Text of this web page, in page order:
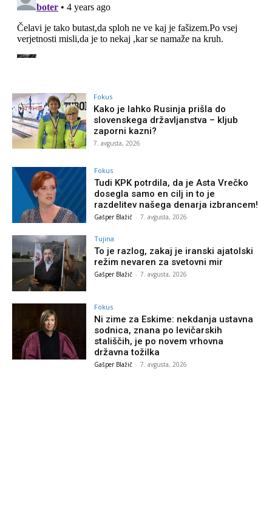
Fokus
Kako je lahko Rusinja prišla do
slovenskega državljanstva – kljub
zaporni kazni?
7. avgusta, 2026
Fokus
Tudi KPK potrdila, da je Asta Vrečko
dosegla samo en cilj in to je
razdelitev našega denarja izbrancem!
Gašper Blažič - 7. avgusta, 2026
Tujina
To je razlog, zakaj je iranski ajatolski
režim nevaren za svetovni mir
Gašper Blažič - 7. avgusta, 2026
Fokus
Ni zime za Eskime: nekdanja ustavna
sodnica, znana po levičarskih
stališčih, je po novem vrhovna
državna tožilka
Gašper Blažič - 7. avgusta, 2026